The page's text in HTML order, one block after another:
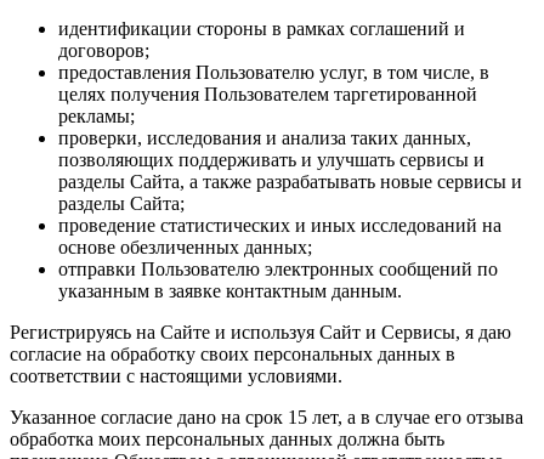
идентификации стороны в рамках соглашений и
договоров;
предоставления Пользователю услуг, в том числе, в
целях получения Пользователем таргетированной
рекламы;
проверки, исследования и анализа таких данных,
позволяющих поддерживать и улучшать сервисы и
разделы Сайта, а также разрабатывать новые сервисы и
разделы Сайта;
проведение статистических и иных исследований на
основе обезличенных данных;
отправки Пользователю электронных сообщений по
указанным в заявке контактным данным.
Регистрируясь на Сайте и используя Сайт и Сервисы, я даю
согласие на обработку своих персональных данных в
соответствии с настоящими условиями.
Указанное согласие дано на срок 15 лет, а в случае его отзыва
обработка моих персональных данных должна быть